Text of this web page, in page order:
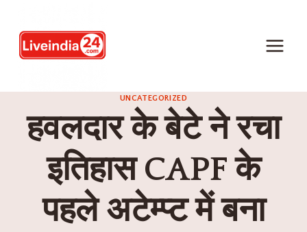
UNCATEGORIZED
हवलदार के बेटे ने रचा
इतिहास CAPF के
पहले अटेम्प्ट में बना